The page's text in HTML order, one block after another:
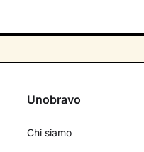
Unobravo
Chi siamo